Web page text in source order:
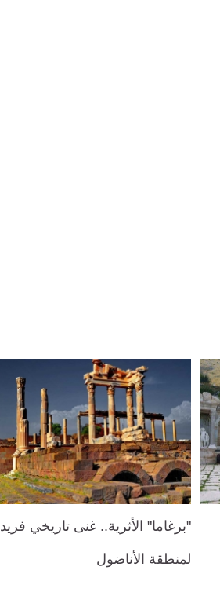
"برغاما" الأثرية.. غنى تاريخي فريد
لمنطقة الأناضول